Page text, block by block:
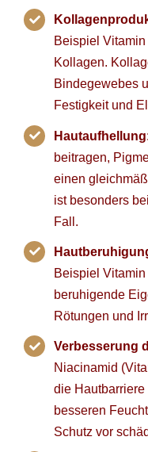
Beispiel
Kollagen.
Bindegewebes
Festigkeit und
Hautaufhellung
beitragen,
einen
ist besonders
Fall.
Beispiel
beruhigende
Rötungen und
Verbesserung
Niacinamid
die
besseren
Schutz vor